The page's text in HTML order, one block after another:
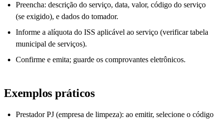
Preencha: descrição do serviço, data, valor, código do serviço
(se exigido), e dados do tomador.
Informe a alíquota do ISS aplicável ao serviço (verificar tabela
municipal de serviços).
Confirme e emita; guarde os comprovantes eletrônicos.
Exemplos práticos
Prestador PJ (empresa de limpeza): ao emitir, selecione o código